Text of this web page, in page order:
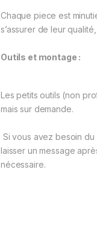
Chaque piece est
s’assurer de leur
Outils et montage :
Les petits outils (non
mais sur demande.
Si vous avez besoin
laisser un message
nécessaire.